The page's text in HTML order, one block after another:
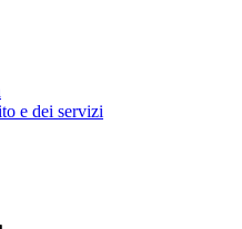
e dei servizi